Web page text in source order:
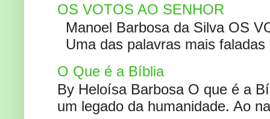
OS VOTOS AO SENHOR
Manoel Barbosa da Silva OS
Uma das palavras mais
O Que é a Bíblia
By Heloísa Barbosa O que é a
um legado da humanidade. Ao